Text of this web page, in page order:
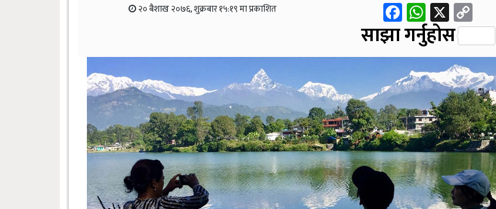
२० बैशाख २०७६, शुक्रबार १५:१९ मा प्रकाशित Facebook
WhatsApp
X
Link
साझा गर्नुहोस